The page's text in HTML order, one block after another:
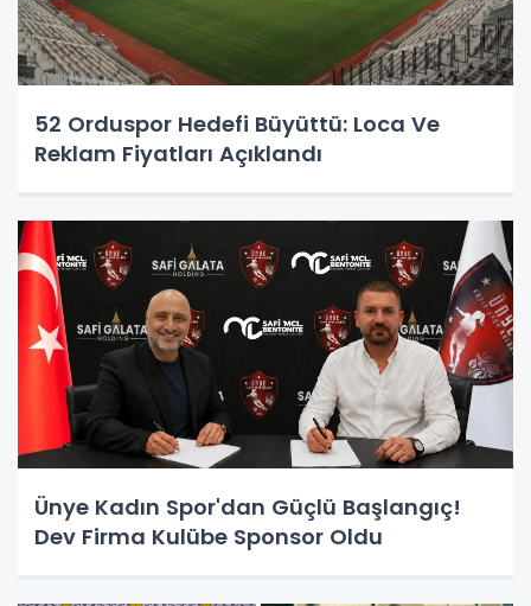
52 Orduspor Hedefi Büyüttü: Loca Ve
Reklam Fiyatları Açıklandı
Ünye Kadın Spor'dan Güçlü Başlangıç!
Dev Firma Kulübe Sponsor Oldu